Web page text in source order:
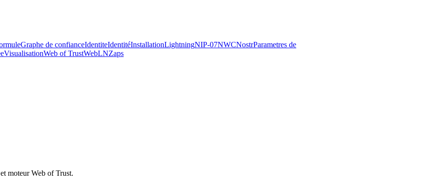
Graphe de confianceIdentiteIdentitéInstallationLightningNIP-07NWCNostrParametres de
VisualisationWeb of TrustWebLNZaps
moteur Web of Trust.